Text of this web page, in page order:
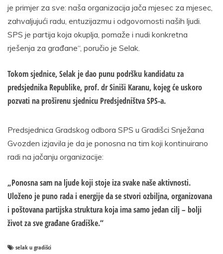
je primjer za sve: naša organizacija jača mjesec za mjesec,
zahvaljujući radu, entuzijazmu i odgovornosti naših ljudi.
SPS je partija koja okuplja, pomaže i nudi konkretna
rješenja za građane“, poručio je Selak.
Tokom sjednice, Selak je dao punu podršku kandidatu za
predsjednika Republike, prof. dr Siniši Karanu, kojeg će uskoro
pozvati na proširenu sjednicu Predsjedništva SPS-a.
Predsjednica Gradskog odbora SPS u Gradišci Snježana
Gvozden izjavila je da je ponosna na tim koji kontinuirano
radi na jačanju organizacije:
„Ponosna sam na ljude koji stoje iza svake naše aktivnosti.
Uloženo je puno rada i energije da se stvori ozbiljna, organizovana
i poštovana partijska struktura koja ima samo jedan cilj – bolji
život za sve građane Gradiške.“
selak u gradišci